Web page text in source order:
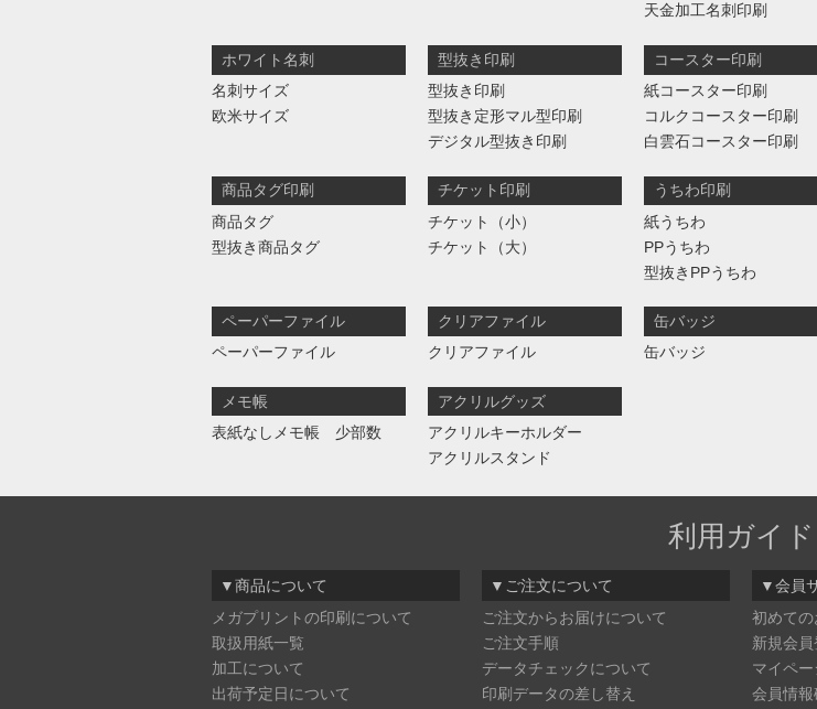
天金加工名刺印刷
ホワイト名刺
名刺サイズ
欧米サイズ
型抜き印刷
型抜き印刷
型抜き定形マル型印刷
デジタル型抜き印刷
コースター印刷
紙コースター印刷
コルクコースター印刷
白雲石コースター印刷
商品タグ印刷
商品タグ
型抜き商品タグ
チケット印刷
チケット（小）
チケット（大）
うちわ印刷
紙うちわ
PPうちわ
型抜きPPうちわ
ペーパーファイル
ペーパーファイル
クリアファイル
クリアファイル
缶バッジ
缶バッジ
メモ帳
表紙なしメモ帳 少部数
アクリルグッズ
アクリルキーホルダー
アクリルスタンド
利用ガイド
▼商品について
メガプリントの印刷について
取扱用紙一覧
加工について
出荷予定日について
▼ご注文について
ご注文からお届けについて
ご注文手順
データチェックについて
印刷データの差し替え
▼会員
初めて
新規会員
マイペー
会員情報